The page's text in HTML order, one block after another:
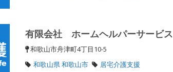
有限会社 ホームヘルパーサービ
和歌山市舟津町4丁目10-5
和歌山県 和歌山市
居宅介護支援